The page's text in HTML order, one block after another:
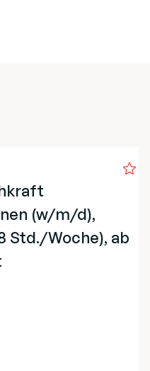
(w/m/d),
Std./Woche), ab